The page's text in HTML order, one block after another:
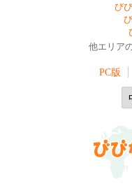
び
他エリア
PC版